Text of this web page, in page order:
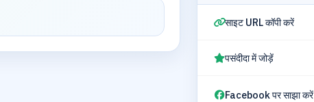
साइट URL कॉपी करें
पसंदीदा में जोड़ें
Facebook पर साझा करें